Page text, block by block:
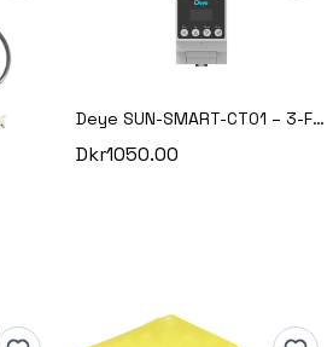
Deye SUN-SMART-CT01 – 3-Faset Smart Meter
Dkr1050.00